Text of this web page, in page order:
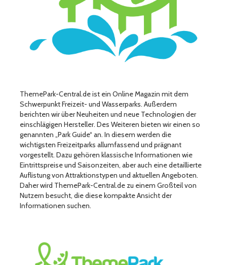
ThemePark-Central.de ist ein Online Magazin mit dem
Schwerpunkt Freizeit- und Wasserparks. Außerdem
berichten wir über Neuheiten und neue Technologien der
einschlägigen Hersteller. Des Weiteren bieten wir einen so
genannten „Park Guide“ an. In diesem werden die
wichtigsten Freizeitparks allumfassend und prägnant
vorgestellt. Dazu gehören klassische Informationen wie
Eintrittspreise und Saisonzeiten, aber auch eine detaillierte
Auflistung von Attraktionstypen und aktuellen Angeboten.
Daher wird ThemePark-Central.de zu einem Großteil von
Nutzern besucht, die diese kompakte Ansicht der
Informationen suchen.